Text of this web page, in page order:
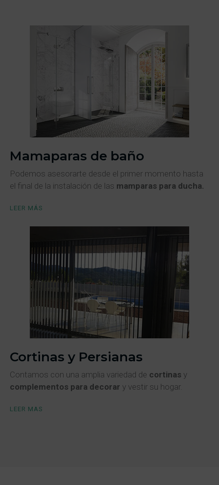
Mamaparas de baño
Podemos asesorarte desde el primer momento hasta
el final de la instalación de las mamparas para ducha.
LEER MÁS
Cortinas y Persianas
Contamos con una amplia variedad de cortinas y
complementos para decorar y vestir su hogar.
LEER MAS